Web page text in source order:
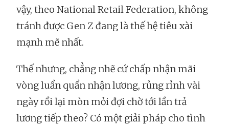
vậy, theo National Retail Federation, không
tránh được Gen Z đang là thế hệ tiêu xài
mạnh mẽ nhất.
Thế nhưng, chẳng nhẽ cứ chấp nhận mãi
vòng luẩn quẩn nhận lương, rủng rỉnh vài
ngày rồi lại mòn mỏi đợi chờ tới lần trả
lương tiếp theo? Có một giải pháp cho tình